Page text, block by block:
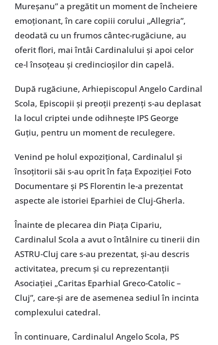
Mureşanu” a pregătit un moment de încheiere
emoţionant, în care copiii corului „Allegria”,
deodată cu un frumos cântec-rugăciune, au
oferit flori, mai întâi Cardinalului şi apoi celor
ce-l însoţeau şi credincioşilor din capelă.
După rugăciune, Arhiepiscopul Angelo Cardinal
Scola, Episcopii şi preoţii prezenţi s-au deplasat
la locul criptei unde odihneşte IPS George
Guţiu, pentru un moment de reculegere.
Venind pe holul expoziţional, Cardinalul şi
însoţitorii săi s-au oprit în faţa Expoziţiei Foto
Documentare şi PS Florentin le-a prezentat
aspecte ale istoriei Eparhiei de Cluj-Gherla.
Înainte de plecarea din Piaţa Cipariu,
Cardinalul Scola a avut o întâlnire cu tinerii din
ASTRU-Cluj care s-au prezentat, şi-au descris
activitatea, precum şi cu reprezentanţii
Asociaţiei „Caritas Eparhial Greco-Catolic –
Cluj”, care-şi are de asemenea sediul în incinta
complexului catedral.
În continuare, Cardinalul Angelo Scola, PS